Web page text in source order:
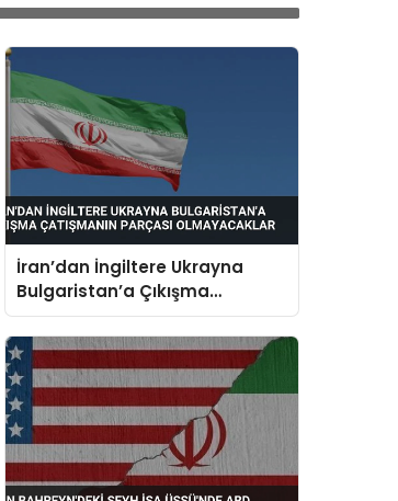
İran’dan İngiltere Ukrayna
Bulgaristan’a Çıkışma
Çatışmanın Parçası
Olmayacaklar